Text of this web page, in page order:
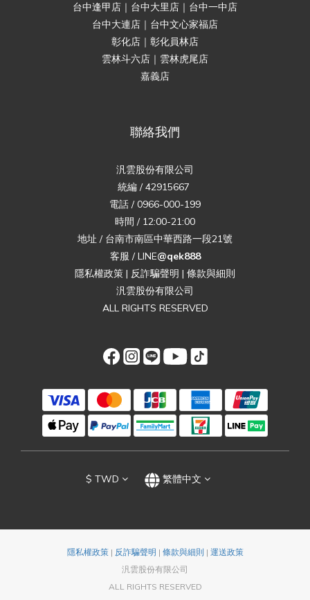
台中逢甲店｜台中大里店｜台中一中店
台中大連店｜台中文心家福店
彰化店｜彰化員林店
雲林斗六店｜雲林虎尾店
嘉義店
聯絡我們
汎雲股份有限公司
統編 / 42915667
電話 / 0966-000-199
時間 / 12:00-21:00
地址 / 台南市南區中華西路一段21號
客服 / LINE@qek888
隱私權政策 | 反詐騙聲明 | 條款與細則
汎雲股份有限公司
ALL RIGHTS RESERVED
$ TWD 繁體中文
隱私權政策| 反詐騙聲明 | 條款與細則 | 運送政策
汎雲股份有限公司
ALL RIGHTS RESERVED